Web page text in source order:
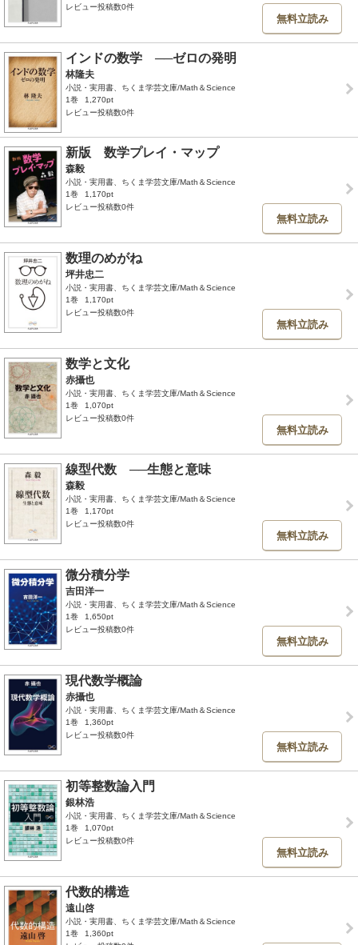
レビュー投稿数0件
無料立読み
インドの数学 ──ゼロの発明
林隆夫
小説・実用書、ちくま学芸文庫/Math＆Science
1巻
1,270pt
レビュー投稿数0件
新版 数学プレイ・マップ
森毅
小説・実用書、ちくま学芸文庫/Math＆Science
1巻
1,170pt
レビュー投稿数0件
無料立読み
数理のめがね
坪井忠二
小説・実用書、ちくま学芸文庫/Math＆Science
1巻
1,170pt
レビュー投稿数0件
無料立読み
数学と文化
赤攝也
小説・実用書、ちくま学芸文庫/Math＆Science
1巻
1,070pt
レビュー投稿数0件
無料立読み
線型代数 ──生態と意味
森毅
小説・実用書、ちくま学芸文庫/Math＆Science
1巻
1,170pt
レビュー投稿数0件
無料立読み
微分積分学
吉田洋一
小説・実用書、ちくま学芸文庫/Math＆Science
1巻
1,650pt
レビュー投稿数0件
無料立読み
現代数学概論
赤攝也
小説・実用書、ちくま学芸文庫/Math＆Science
1巻
1,360pt
レビュー投稿数0件
無料立読み
初等整数論入門
銀林浩
小説・実用書、ちくま学芸文庫/Math＆Science
1巻
1,070pt
レビュー投稿数0件
無料立読み
代数的構造
遠山啓
小説・実用書、ちくま学芸文庫/Math＆Science
1巻
1,360pt